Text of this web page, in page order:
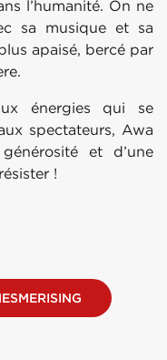
l’humanité. On ne
sa musique et sa
apaisé, bercé par
énergies qui se
spectateurs, Awa
et d’une
!